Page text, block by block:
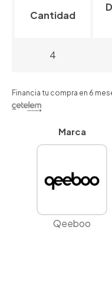
Cantidad
4
Financia tu compra en 6
Marca
Qeeboo